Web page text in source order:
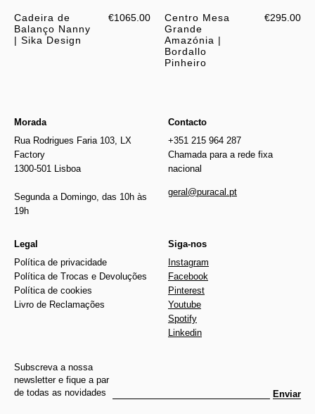
Cadeira de
Balanço Nanny
| Sika Design
€1065.00
Centro Mesa
Grande
Amazónia |
Bordallo
Pinheiro
€295.00
Morada
Rua Rodrigues Faria 103, LX
Factory
1300-501 Lisboa
Segunda a Domingo, das 10h às
19h
Contacto
+351 215 964 287
Chamada para a rede fixa
nacional
geral@puracal.pt
Legal
Política de privacidade
Política de Trocas e Devoluções
Política de cookies
Livro de Reclamações
Siga-nos
Instagram
Facebook
Pinterest
Youtube
Spotify
Linkedin
Subscreva a nossa
newsletter e fique a par
de todas as novidades
Enviar